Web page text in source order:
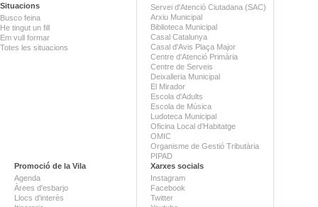
Situacions
Busco feina
He tingut un fill
Em vull formar
Totes les situacions
Servei d'Atenció Ciutadana (SAC)
Arxiu Municipal
Biblioteca Municipal
Casal Catalunya
Casal d'Avis Plaça Major
Centre d'Atenció Primària
Centre de Serveis
Deixalleria Municipal
El Mirador
Escola d'Adults
Escola de Música
Ludoteca Municipal
Oficina Local d'Habitatge
OMIC
Organisme de Gestió Tributària
PIPAD
Promoció de la Vila
Agenda
Àrees d'esbarjo
Llocs d'interès
Xarxes socials
Instagram
Facebook
Twitter